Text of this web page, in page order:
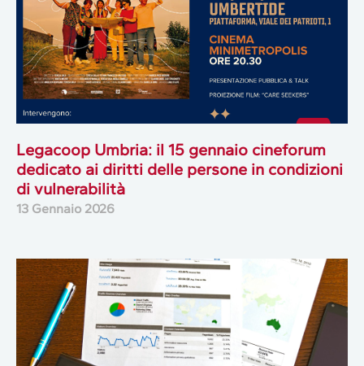
Legacoop Umbria: il 15 gennaio cineforum
dedicato ai diritti delle persone in condizioni
di vulnerabilità
13 Gennaio 2026